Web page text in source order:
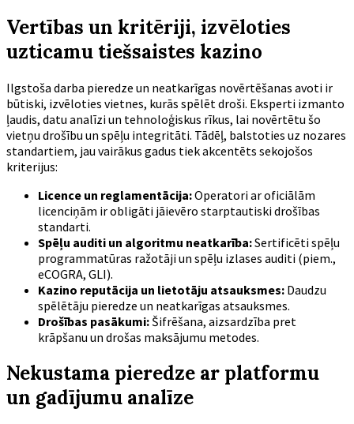
Vertības un kritēriji, izvēloties
uzticamu tiešsaistes kazino
Ilgstoša darba pieredze un neatkarīgas novērtēšanas avoti ir
būtiski, izvēloties vietnes, kurās spēlēt droši. Eksperti izmanto
ļaudis, datu analīzi un tehnoloģiskus rīkus, lai novērtētu šo
vietņu drošību un spēļu integritāti. Tādēļ, balstoties uz nozares
standartiem, jau vairākus gadus tiek akcentēts sekojošos
kriterijus:
Licence un reglamentācija:Operatori ar oficiālām
licenciņām ir obligāti jāievēro starptautiski drošības
standarti.
Spēļu auditi un algoritmu neatkarība:Sertificēti spēļu
programmatūras ražotāji un spēļu izlases auditi (piem.,
eCOGRA, GLI).
Kazino reputācija un lietotāju atsauksmes: Daudzu
spēlētāju pieredze un neatkarīgas atsauksmes.
Drošības pasākumi:Šifrēšana, aizsardzība pret
krāpšanu un drošas maksājumu metodes.
Nekustama pieredze ar platformu
un gadījumu analīze